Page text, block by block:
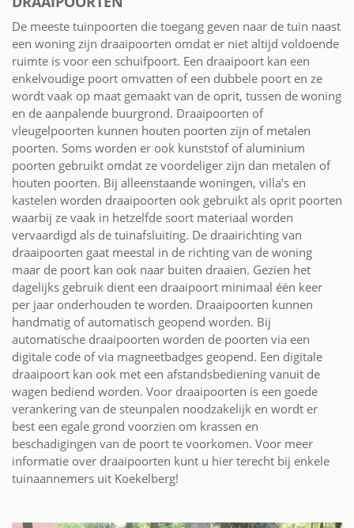
De meeste tuinpoorten die toegang geven naar de tuin naast
een woning zijn draaipoorten omdat er niet altijd voldoende
ruimte is voor een schuifpoort. Een draaipoort kan een
enkelvoudige poort omvatten of een dubbele poort en ze
wordt vaak op maat gemaakt van de oprit, tussen de woning
en de aanpalende buurgrond. Draaipoorten of
vleugelpoorten kunnen houten poorten zijn of metalen
poorten. Soms worden er ook kunststof of aluminium
poorten gebruikt omdat ze voordeliger zijn dan metalen of
houten poorten. Bij alleenstaande woningen, villa’s en
kastelen worden draaipoorten ook gebruikt als oprit poorten
waarbij ze vaak in hetzelfde soort materiaal worden
vervaardigd als de tuinafsluiting. De draairichting van
draaipoorten gaat meestal in de richting van de woning
maar de poort kan ook naar buiten draaien. Gezien het
dagelijks gebruik dient een draaipoort minimaal één keer
per jaar onderhouden te worden. Draaipoorten kunnen
handmatig of automatisch geopend worden. Bij
automatische draaipoorten worden de poorten via een
digitale code of via magneetbadges geopend. Een digitale
draaipoort kan ook met een afstandsbediening vanuit de
wagen bediend worden. Voor draaipoorten is een goede
verankering van de steunpalen noodzakelijk en wordt er
best een egale grond voorzien om krassen en
beschadigingen van de poort te voorkomen. Voor meer
informatie over draaipoorten kunt u hier terecht bij enkele
tuinaannemers uit Koekelberg!